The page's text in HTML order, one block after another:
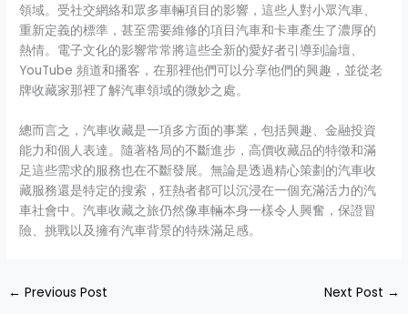
領域。受社交網絡和眾多車輛項目的影響，這些人對小眾汽車、
重新定義的標準，甚至需要維修的項目汽車和卡車產生了濃厚的
熱情。電子文化的影響常常將這些全新的愛好者引導到論壇、
YouTube 頻道和播客，在那裡他們可以分享他們的興趣，並從老
牌收藏家那裡了解汽車領域的微妙之處。
總而言之，汽車收藏是一項多方面的事業，包括興趣、金融投資
能力和個人表達。隨著格局的不斷進步，高價收藏品的特徵和滿
足這些需求的服務也在不斷發展。無論是透過精心策劃的汽車收
藏服務還是特定的搜索，狂熱者都可以沉浸在一個充滿活力的汽
車社會中。汽車收藏之旅仍然像車輛本身一樣令人興奮，保證冒
險、挑戰以及擁有汽車背景的特殊滿足感。
← Previous Post Next Post →